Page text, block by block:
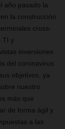
año pasado la
la construcción
cross-
TI y
inversiones
del coronavirus
objetivos, ya
nuestro
más que
de forma ágil y
a las